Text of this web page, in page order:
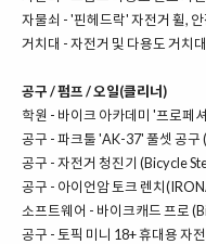
자물쇠 -'핀헤드락' 자전거 휠,
거치대 -자전거 및 다용도 거치
공구 / 펌프 / 오일(클리너)
학원 - 바이크 아카데미 '프로페
공구 - 파크툴 'AK-37' 풀셋 공
공구 -자전거 청진기 (Bicycle
공구 - 아이언암 토크 렌치
소프트웨어 - 바이크캐드 프로
공구 - 토픽 미니 18+ 휴대용 자